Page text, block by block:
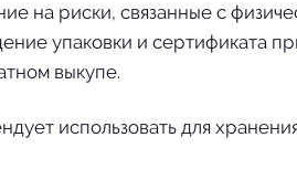
на риски, связанные с
упаковки и сертификата
выкупе.
использовать для